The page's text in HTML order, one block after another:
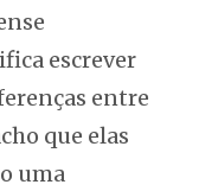
escrever
entre
que elas
uma